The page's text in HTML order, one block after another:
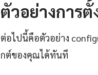
ตัวอย่างการ
ต่อไปนี้คือตัวอย่าง
กต์ของคุณได้ทันที